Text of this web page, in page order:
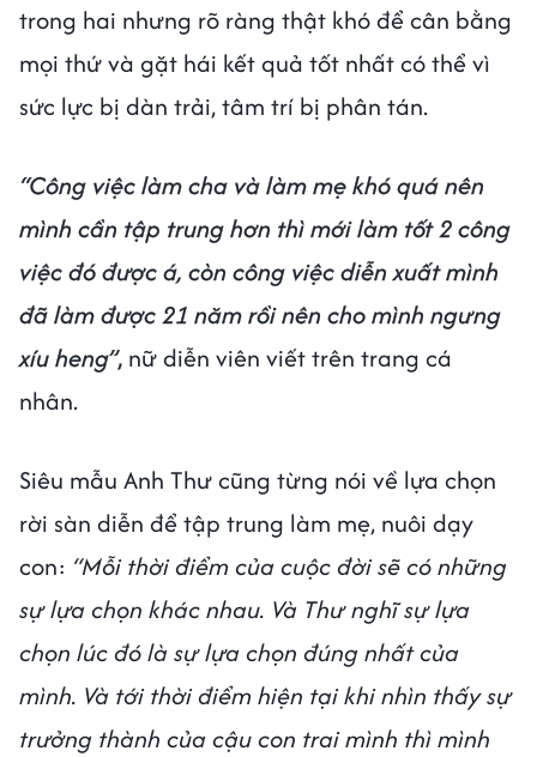
trong hai nhưng rõ ràng thật khó để cân bằng
mọi thứ và gặt hái kết quả tốt nhất có thể vì
sức lực bị dàn trải, tâm trí bị phân tán.
“Công việc làm cha và làm mẹ khó quá nên
mình cần tập trung hơn thì mới làm tốt 2 công
việc đó được á, còn công việc diễn xuất mình
đã làm được 21 năm rồi nên cho mình ngưng
xíu heng”, nữ diễn viên viết trên trang cá
nhân.
Siêu mẫu Anh Thư cũng từng nói về lựa chọn
rời sàn diễn để tập trung làm mẹ, nuôi dạy
con: “Mỗi thời điểm của cuộc đời sẽ có những
sự lựa chọn khác nhau. Và Thư nghĩ sự lựa
chọn lúc đó là sự lựa chọn đúng nhất của
mình. Và tới thời điểm hiện tại khi nhìn thấy sự
trưởng thành của cậu con trai mình thì mình